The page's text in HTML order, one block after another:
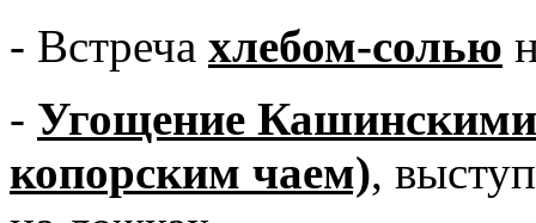
- Встреча хлебом-солью
- Угощение
копорским чаем),